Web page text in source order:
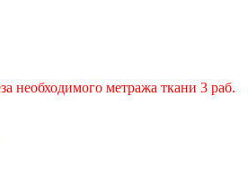
необходимого метража ткани 3 раб.